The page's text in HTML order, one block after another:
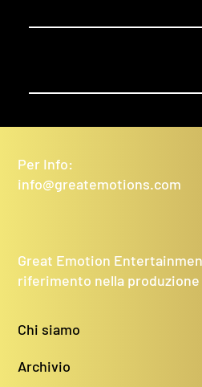
Per Info:
info@greatemotions.com
Great Emotion
riferimento nella
Chi siamo
Archivio